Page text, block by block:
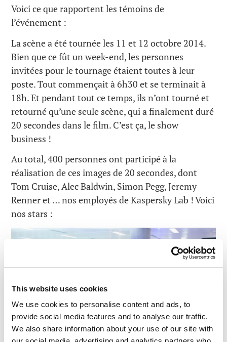
This website uses cookies
We use cookies to personalise content and ads, to
provide social media features and to analyse our traffic.
We also share information about your use of our site with
Voici ce que rapportent les témoins de
l’événement :
La scène a été tournée les 11 et 12 octobre 2014.
Bien que ce fût un week-end, les personnes
invitées pour le tournage étaient toutes à leur
poste. Tout commençait à 6h30 et se terminait à
18h. Et pendant tout ce temps, ils n’ont tourné et
retourné qu’une seule scène, qui a finalement duré
20 secondes dans le film. C’est ça, le show
business !
Au total, 400 personnes ont participé à la
réalisation de ces images de 20 secondes, dont
Tom Cruise, Alec Baldwin, Simon Pegg, Jeremy
Renner et … nos employés de Kaspersky Lab ! Voici
nos stars :